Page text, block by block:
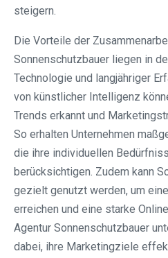
steigern.
Die Vorteile der
Sonnenschutzbauer liegen in
Technologie und langjähriger
von künstlicher Intelligenz
Trends erkannt und
So erhalten Unternehmen
die ihre individuellen
berücksichtigen. Zudem kann
gezielt genutzt werden, um
erreichen und eine starke
Agentur Sonnenschutzbauer
dabei, ihre Marketingziele